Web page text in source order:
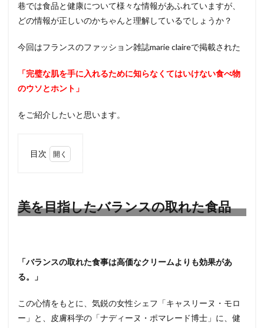
巷では食品と健康について様々な情報があふれていますが、
どの情報が正しいのかちゃんと理解しているでしょうか？
今回はフランスのファッション雑誌marie claireで掲載された
「完璧な肌を手に入れるために知らなくてはいけない食べ物
のウソとホント」
をご紹介したいと思います。
目次
した
バラ
に関
する
美を目指したバランスの取れた食品
「バランスの取れた食事は高価なクリームよりも効果があ
る。」
この心情をもとに、気鋭の女性シェフ「キャスリーヌ・モロ
ー」と、皮膚科学の「ナディーヌ・ポマレード博士」に、健